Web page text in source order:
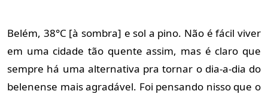
Belém, 38°C [à sombra] e sol a pino. Não é fácil viver
em uma cidade tão quente assim, mas é claro que
sempre há uma alternativa pra tornar o dia-a-dia do
belenense mais agradável. Foi pensando nisso que o